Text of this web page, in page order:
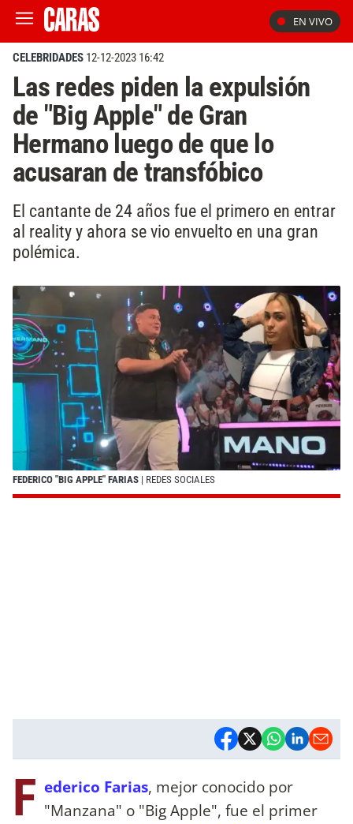
EN VIVO
CELEBRIDADES 12-12-2023 16:42
Las redes piden la expulsión
de "Big Apple" de Gran
Hermano luego de que lo
acusaran de transfóbico
El cantante de 24 años fue el primero en entrar
al reality y ahora se vio envuelto en una gran
polémica.
FEDERICO "BIG APPLE" FARIAS | REDES SOCIALES
F ederico Farias, mejor conocido por
"Manzana" o "Big Apple", fue el primer